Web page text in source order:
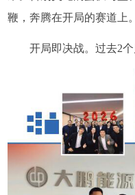
鞭，奔腾在开局的赛道上。
开局即决战。过去2个